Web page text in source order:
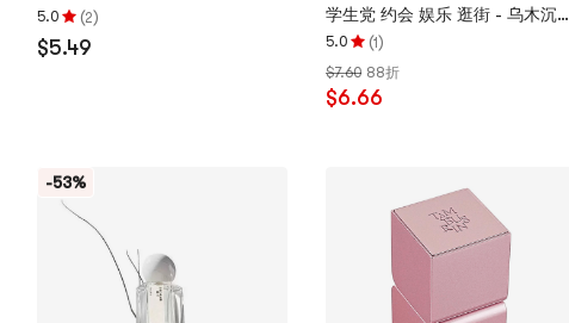
5.0
评
分
(2)
$5.49
学生党 约会 娱乐 逛街 - 乌木沉香
1个
5.0
评
分
5.0
(1)
$7.60 88折
$6.66
-53%